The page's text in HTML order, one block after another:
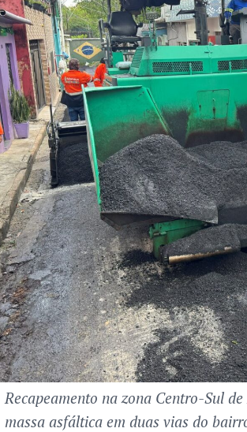
Recapeamento na zona Centro-Sul
massa asfáltica em duas vias do